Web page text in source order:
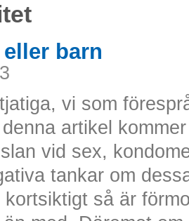
barn
vi som
artikel
vid sex,
tankar om
kortsiktigt så är